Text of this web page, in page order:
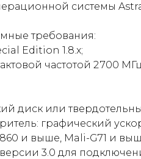
системы
требования:
Edition 1.8.x;
частотой 2 700
диск или
графический
и выше, Mali-G71 и
3.0 для